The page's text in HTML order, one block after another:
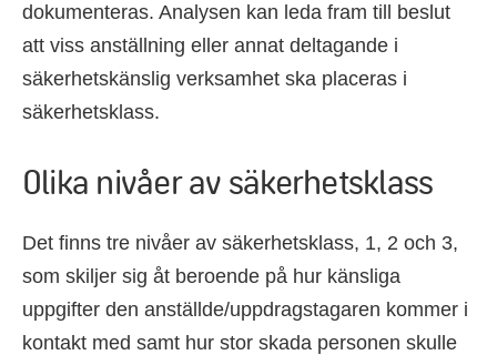
dokumenteras. Analysen kan leda fram till beslut
att viss anställning eller annat deltagande i
säkerhetskänslig verksamhet ska placeras i
säkerhetsklass.
Olika nivåer av säkerhetsklass
Det finns tre nivåer av säkerhetsklass, 1, 2 och 3,
som skiljer sig åt beroende på hur känsliga
uppgifter den anställde/uppdragstagaren kommer i
kontakt med samt hur stor skada personen skulle